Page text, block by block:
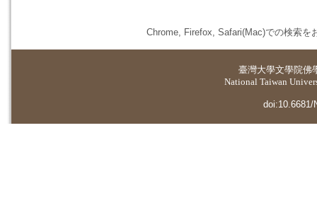
Chrome, Firefox, Safari(Mac)での検索を
臺灣大學文學院佛
National Taiwan
doi:10.6681/